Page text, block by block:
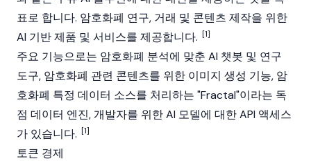
표로 합니다. 암호화폐 연구, 거래 및 콘텐츠 제작을 위한
AI 기반 제품 및 서비스를 제공합니다. [1]
주요 기능으로는 암호화폐 분석에 맞춘 AI 챗봇 및 연구
도구, 암호화폐 관련 콘텐츠를 위한 이미지 생성 기능, 암
호화폐 특정 데이터 소스를 처리하는 "Fractal"이라는 독
점 데이터 엔진, 개발자를 위한 AI 모델에 대한 API 액세스
가 있습니다. [1]
토큰 경제